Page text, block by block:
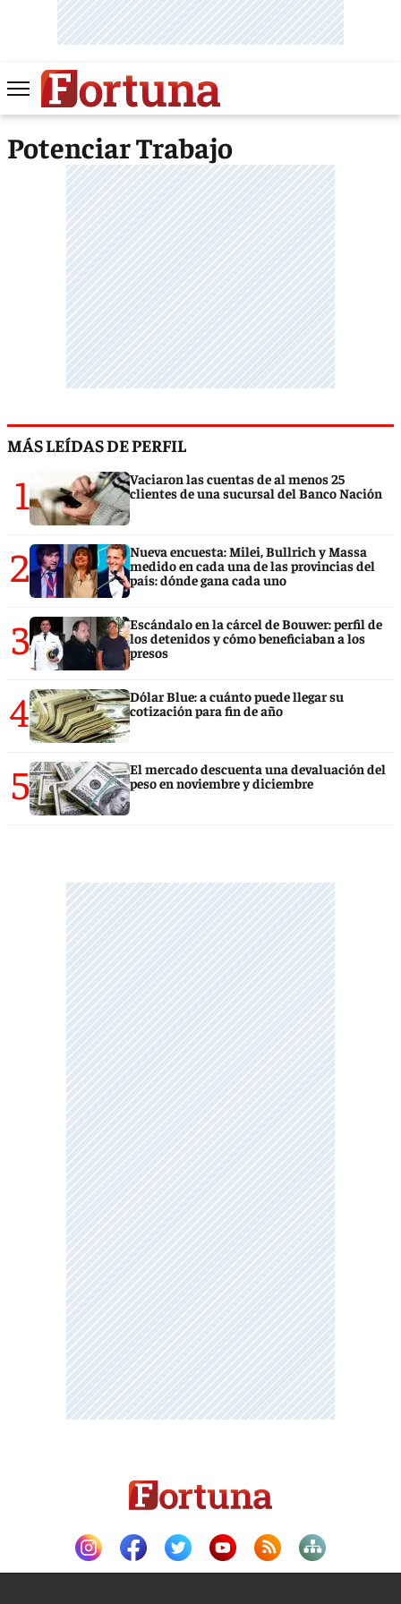
Potenciar Trabajo
MÁS LEÍDAS DE PERFIL
1
Vaciaron las cuentas de al menos 25
clientes de una sucursal del Banco Nación
2
Nueva encuesta: Milei, Bullrich y Massa
medido en cada una de las provincias del
país: dónde gana cada uno
3
Escándalo en la cárcel de Bouwer: perfil de
los detenidos y cómo beneficiaban a los
presos
4
Dólar Blue: a cuánto puede llegar su
cotización para fin de año
5
El mercado descuenta una devaluación del
peso en noviembre y diciembre